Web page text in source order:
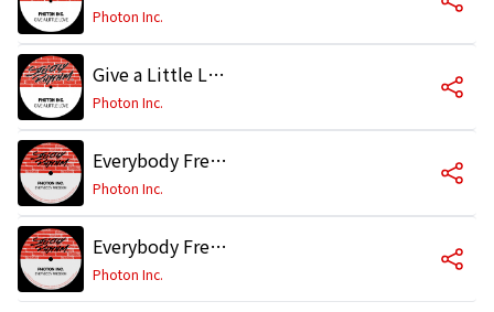
Photon Inc.
Give a Little Love (Tha Wild Pitch Mix)
Photon Inc.
Everybody Freedom (Wild Scream Mix)
Photon Inc.
Everybody Freedom (Wild Pitch)
Photon Inc.